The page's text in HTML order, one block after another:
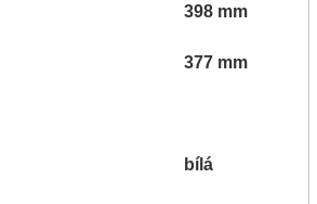
398 mm
377 mm
bílá